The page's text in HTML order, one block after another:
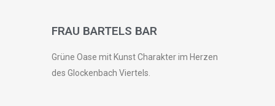
FRAU BARTELS BAR
Grüne Oase mit Kunst Charakter im Herzen
des Glockenbach Viertels.